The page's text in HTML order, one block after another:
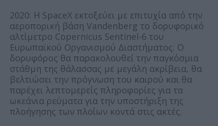
2020: Η SpaceX εκτοξεύει με επιτυχία από την
αεροπορική βάση Vandenberg το δορυφορικό
αλτίμετρο Copernicus Sentinel-6 του
Ευρωπαϊκού Οργανισμού Διαστήματος. Ο
δορυφόρος θα παρακολουθεί την παγκόσμια
στάθμη της θάλασσας με μεγάλη ακρίβεια, θα
βελτιώσει την πρόγνωση του καιρού και θα
παρέχει λεπτομερείς πληροφορίες για τα
ωκεάνια ρεύματα για την υποστήριξη της
πλοήγησης των πλοίων κοντά στις ακτές.